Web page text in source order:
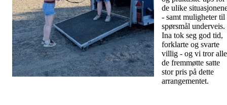
de ulike
- samt muligheter til
spørsmål underveis.
Ina tok seg god tid,
forklarte og svarte
villig - og vi tror alle
de fremmøtte satte
stor pris på dette
arrangementet.